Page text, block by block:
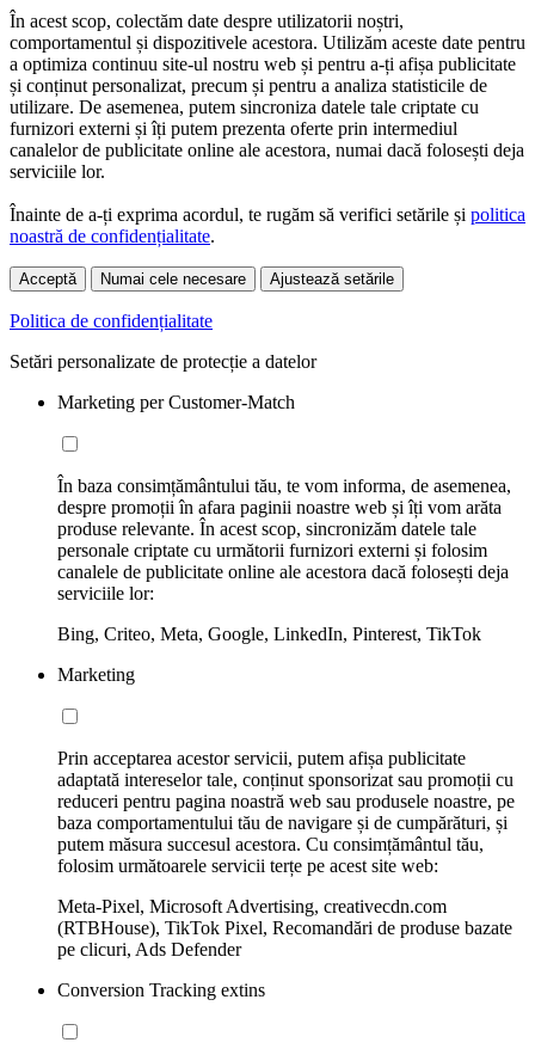
În acest scop, colectăm date despre utilizatorii noștri,
comportamentul și dispozitivele acestora. Utilizăm aceste date pentru
a optimiza continuu site-ul nostru web și pentru a-ți afișa publicitate
și conținut personalizat, precum și pentru a analiza statisticile de
utilizare. De asemenea, putem sincroniza datele tale criptate cu
furnizori externi și îți putem prezenta oferte prin intermediul
canalelor de publicitate online ale acestora, numai dacă folosești deja
serviciile lor.
Înainte de a-ți exprima acordul, te rugăm să verifici setările și politica
noastră de confidențialitate.
Acceptă Numai cele necesare Ajustează setările
Politica de confidențialitate
Setări personalizate de protecție a datelor
Marketing per Customer-Match
În baza consimțământului tău, te vom informa, de asemenea,
despre promoții în afara paginii noastre web și îți vom arăta
produse relevante. În acest scop, sincronizăm datele tale
personale criptate cu următorii furnizori externi și folosim
canalele de publicitate online ale acestora dacă folosești deja
serviciile lor:
Bing, Criteo, Meta, Google, LinkedIn, Pinterest, TikTok
Marketing
Prin acceptarea acestor servicii, putem afișa publicitate
adaptată intereselor tale, conținut sponsorizat sau promoții cu
reduceri pentru pagina noastră web sau produsele noastre, pe
baza comportamentului tău de navigare și de cumpărături, și
putem măsura succesul acestora. Cu consimțământul tău,
folosim următoarele servicii terțe pe acest site web:
Meta-Pixel, Microsoft Advertising, creativecdn.com
(RTBHouse), TikTok Pixel, Recomandări de produse bazate
pe clicuri, Ads Defender
Conversion Tracking extins